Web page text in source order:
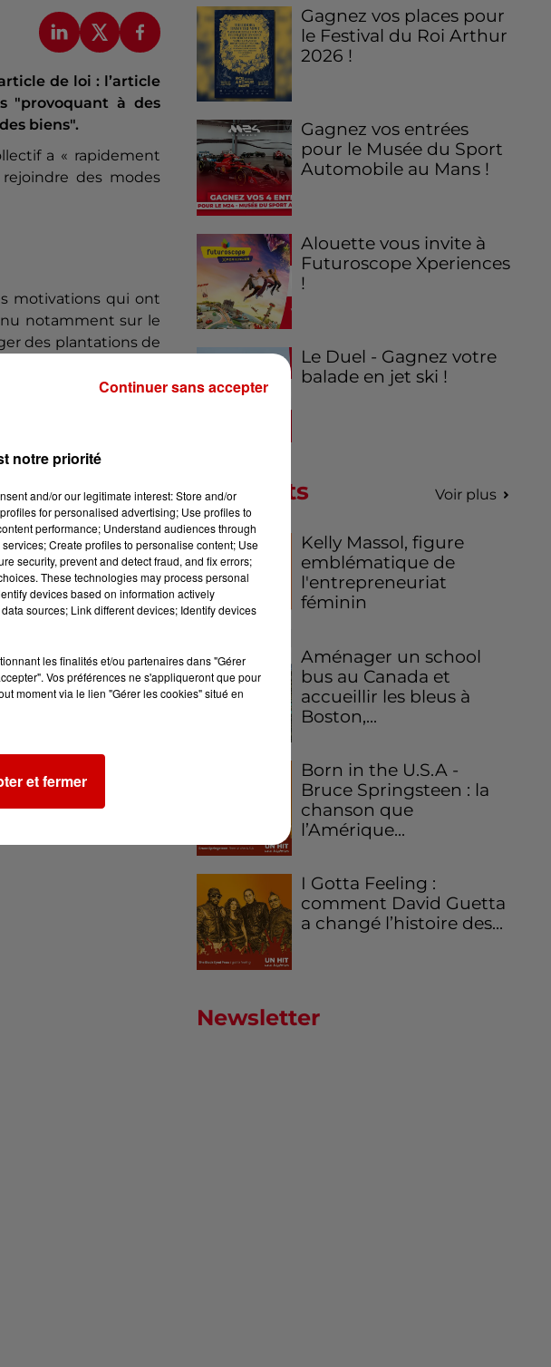
de loi : l’article
"provoquant à des
biens".
a « rapidement
des modes
motivations qui ont
notamment sur le
des plantations de
le ministre qui
Gagnez vos places pour
le Festival du Roi Arthur
2026 !
Gagnez vos entrées
pour le Musée du Sport
Automobile au Mans !
Alouette vous invite à
Futuroscope Xperiences
!
Le Duel - Gagnez votre
balade en jet ski !
Podcasts Voir plus
Kelly Massol, figure
emblématique de
l'entrepreneuriat
féminin
Aménager un school
bus au Canada et
accueillir les bleus à
Boston,...
Born in the U.S.A -
Bruce Springsteen : la
chanson que
l’Amérique...
I Gotta Feeling :
comment David Guetta
a changé l’histoire des...
Newsletter
notre priorité
and/or our legitimate interest: Store and/or
for personalised advertising; Use profiles to
performance; Understand audiences through
Create profiles to personalise content; Use
security, prevent and detect fraud, and fix errors;
These technologies may process personal
devices based on information actively
sources; Link different devices; Identify devices
les finalités et/ou partenaires dans "Gérer
Vos préférences ne s'appliqueront que pour
moment via le lien "Gérer les cookies" situé en
et fermer
Continuer sans accepter